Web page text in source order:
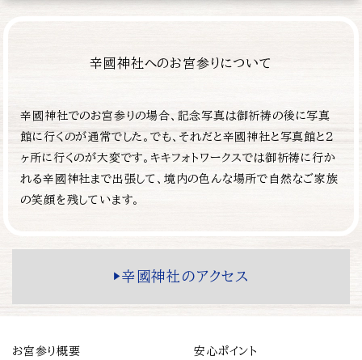
辛國神社へのお宮参りについて
辛國神社でのお宮参りの場合、記念写真は御祈祷の後に写真
館に行くのが通常でした。でも、それだと辛國神社と写真館と2
ヶ所に行くのが大変です。キキフォトワークスでは御祈祷に行か
れる辛國神社まで出張して、境内の色んな場所で自然なご家族
の笑顔を残しています。
▶️辛國神社のアクセス
お宮参り概要
安心ポイント